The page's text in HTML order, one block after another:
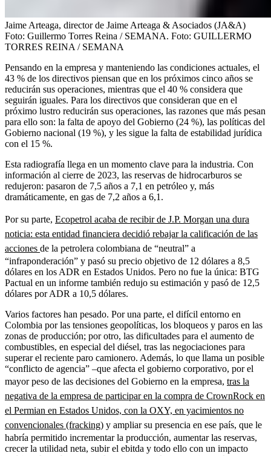
Jaime Arteaga, director de Jaime Arteaga & Asociados (JA&A)
Foto: Guillermo Torres Reina / SEMANA. Foto: GUILLERMO
TORRES REINA / SEMANA
Pensando en la empresa y manteniendo las condiciones actuales, el
43 % de los directivos piensan que en los próximos cinco años se
reducirán sus operaciones, mientras que el 40 % considera que
seguirán iguales. Para los directivos que consideran que en el
próximo lustro reducirán sus operaciones, las razones que más pesan
para ello son: la falta de apoyo del Gobierno (24 %), las políticas del
Gobierno nacional (19 %), y les sigue la falta de estabilidad jurídica
con el 15 %.
Esta radiografía llega en un momento clave para la industria. Con
información al cierre de 2023, las reservas de hidrocarburos se
redujeron: pasaron de 7,5 años a 7,1 en petróleo y, más
dramáticamente, en gas de 7,2 años a 6,1.
Por su parte, Ecopetrol acaba de recibir de J.P. Morgan una dura
noticia: esta entidad financiera decidió rebajar la calificación de las
acciones de la petrolera colombiana de “neutral” a
“infraponderación” y pasó su precio objetivo de 12 dólares a 8,5
dólares en los ADR en Estados Unidos. Pero no fue la única: BTG
Pactual en un informe también redujo su estimación y pasó de 12,5
dólares por ADR a 10,5 dólares.
Varios factores han pesado. Por una parte, el difícil entorno en
Colombia por las tensiones geopolíticas, los bloqueos y paros en las
zonas de producción; por otro, las dificultades para el aumento de
combustibles, en especial del diésel, tras las negociaciones para
superar el reciente paro camionero. Además, lo que llama un posible
“conflicto de agencia” –que afecta el gobierno corporativo, por el
mayor peso de las decisiones del Gobierno en la empresa, tras la
negativa de la empresa de participar en la compra de CrownRock en
el Permian en Estados Unidos, con la OXY, en yacimientos no
convencionales (fracking) y ampliar su presencia en ese país, que le
habría permitido incrementar la producción, aumentar las reservas,
crecer la utilidad neta, subir el ebitda y todo ello con un impacto